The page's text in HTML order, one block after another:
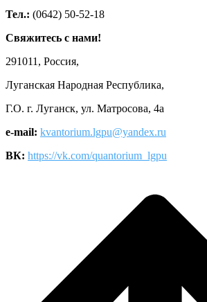
Тел.: (0642) 50-52-18
Свяжитесь с нами!
291011, Россия,
Луганская Народная Республика,
Г.О. г. Луганск, ул. Матросова, 4а
e-mail: kvantorium.lgpu@yandex.ru
ВК: https://vk.com/quantorium_lgpu